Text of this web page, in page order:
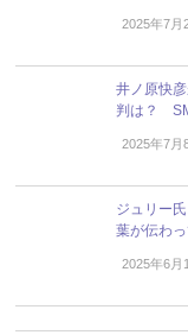
2025年7月
井ノ原快
判は？
2025年7月
ジュリー
葉が伝わ
2025年6月